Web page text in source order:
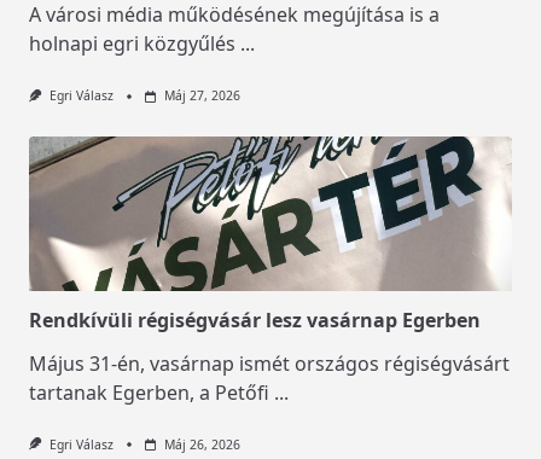
A városi média működésének megújítása is a
holnapi egri közgyűlés ...
Egri Válasz Máj 27, 2026
Rendkívüli régiségvásár lesz vasárnap Egerben
Május 31-én, vasárnap ismét országos régiségvásárt
tartanak Egerben, a Petőfi ...
Egri Válasz Máj 26, 2026